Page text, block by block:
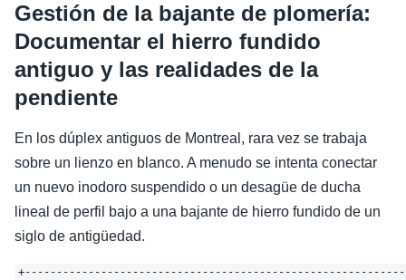
Gestión de la bajante de plomería:
Documentar el hierro fundido
antiguo y las realidades de la
pendiente
En los dúplex antiguos de Montreal, rara vez se trabaja
sobre un lienzo en blanco. A menudo se intenta conectar
un nuevo inodoro suspendido o un desagüe de ducha
lineal de perfil bajo a una bajante de hierro fundido de un
siglo de antigüedad.